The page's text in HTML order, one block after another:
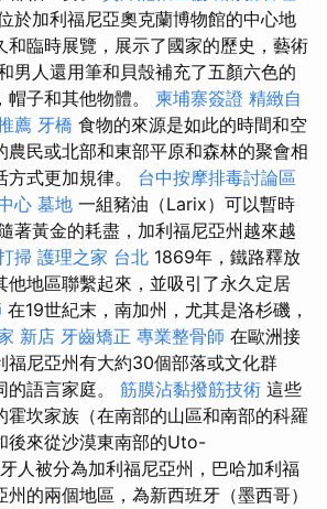
於加利福尼亞奧克蘭博物館的中心地
和臨時展覽，展示了國家的歷史，藝術
男人還用筆和貝殼補充了五顏六色的
子和其他物體。 柬埔寨簽證 精緻自
薦 牙橋 食物的來源是如此的時間和空
農民或北部和東部平原和森林的聚會相
方式更加規律。 台中按摩排毒討論區
心 墓地 一組豬油（Larix）可以暫時
著黃金的耗盡，加利福尼亞州越來越
掃 護理之家 台北 1869年，鐵路釋放
他地區聯繫起來，並吸引了永久定居
在19世紀末，南加州，尤其是洛杉磯，
新店 牙齒矯正 專業整骨師 在歐洲接
福尼亞州有大約30個部落或文化群
語言家庭。 筋膜沾黏撥筋技術 這些
霍坎家族（在南部的山區和南部的科羅
後來從沙漠東南部的Uto-
人被分為加利福尼亞州，巴哈加利福
的兩個地區，為新西班牙（墨西哥）